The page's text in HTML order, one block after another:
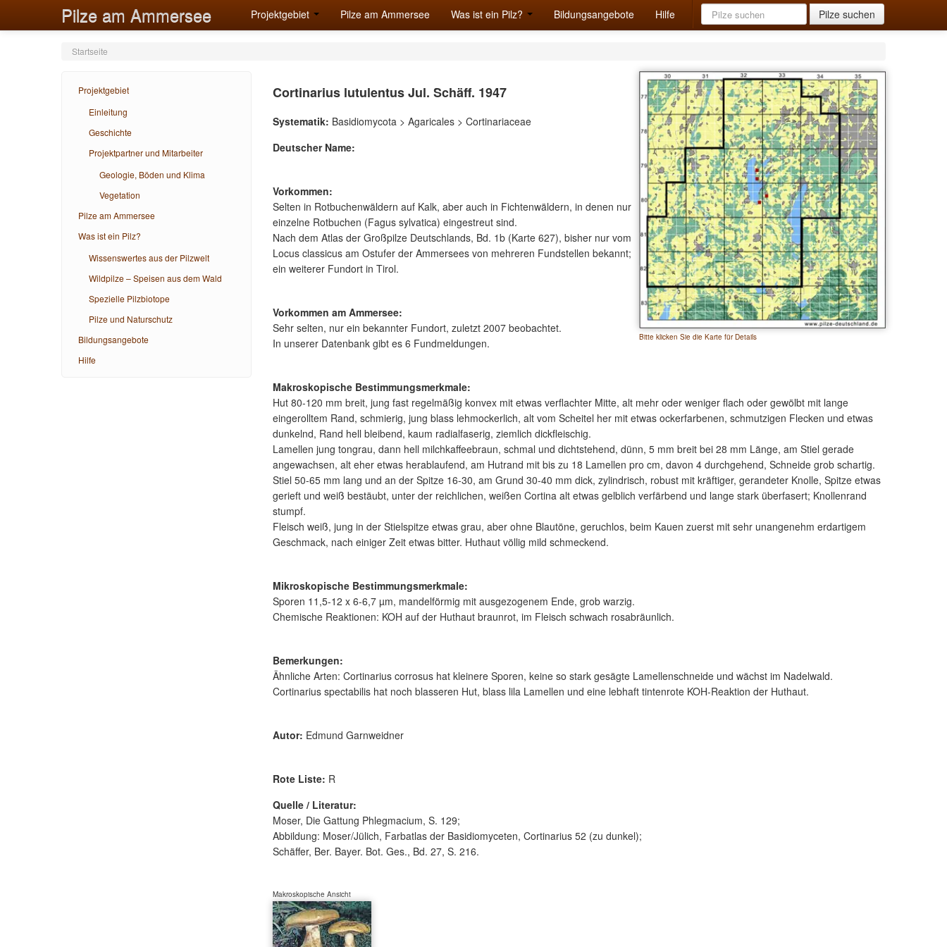
Pilze am Ammersee Projektgebiet Pilze am Ammersee Was ist ein Pilz? Bildungsangebote Hilfe
Startseite
Projektgebiet
Einleitung
Geschichte
Projektpartner und Mitarbeiter
Geologie, Böden und Klima
Vegetation
Pilze am Ammersee
Was ist ein Pilz?
Wissenswertes aus der Pilzwelt
Wildpilze – Speisen aus dem Wald
Spezielle Pilzbiotope
Pilze und Naturschutz
Bildungsangebote
Hilfe
Bitte klicken Sie die Karte für Details
Cortinarius lutulentus Jul. Schäff. 1947
Systematik: Basidiomycota > Agaricales > Cortinariaceae
Deutscher Name:
Vorkommen:
Selten in Rotbuchenwäldern auf Kalk, aber auch in Fichtenwäldern, in denen nur
einzelne Rotbuchen (Fagus sylvatica) eingestreut sind.
Nach dem Atlas der Großpilze Deutschlands, Bd. 1b (Karte 627), bisher nur vom
Locus classicus am Ostufer der Ammersees von mehreren Fundstellen bekannt;
ein weiterer Fundort in Tirol.
Vorkommen am Ammersee:
Sehr selten, nur ein bekannter Fundort, zuletzt 2007 beobachtet.
In unserer Datenbank gibt es 6 Fundmeldungen.
Makroskopische Bestimmungsmerkmale:
Hut 80-120 mm breit, jung fast regelmäßig konvex mit etwas verflachter Mitte, alt mehr oder weniger flach oder gewölbt mit lange
eingerolltem Rand, schmierig, jung blass lehmockerlich, alt vom Scheitel her mit etwas ockerfarbenen, schmutzigen Flecken und etwas
dunkelnd, Rand hell bleibend, kaum radialfaserig, ziemlich dickfleischig.
Lamellen jung tongrau, dann hell milchkaffeebraun, schmal und dichtstehend, dünn, 5 mm breit bei 28 mm Länge, am Stiel gerade
angewachsen, alt eher etwas herablaufend, am Hutrand mit bis zu 18 Lamellen pro cm, davon 4 durchgehend, Schneide grob schartig.
Stiel 50-65 mm lang und an der Spitze 16-30, am Grund 30-40 mm dick, zylindrisch, robust mit kräftiger, gerandeter Knolle, Spitze etwas
gerieft und weiß bestäubt, unter der reichlichen, weißen Cortina alt etwas gelblich verfärbend und lange stark überfasert; Knollenrand
stumpf.
Fleisch weiß, jung in der Stielspitze etwas grau, aber ohne Blautöne, geruchlos, beim Kauen zuerst mit sehr unangenehm erdartigem
Geschmack, nach einiger Zeit etwas bitter. Huthaut völlig mild schmeckend.
Mikroskopische Bestimmungsmerkmale:
Sporen 11,5-12 x 6-6,7 µm, mandelförmig mit ausgezogenem Ende, grob warzig.
Chemische Reaktionen: KOH auf der Huthaut braunrot, im Fleisch schwach rosabräunlich.
Bemerkungen:
Ähnliche Arten: Cortinarius corrosus hat kleinere Sporen, keine so stark gesägte Lamellenschneide und wächst im Nadelwald.
Cortinarius spectabilis hat noch blasseren Hut, blass lila Lamellen und eine lebhaft tintenrote KOH-Reaktion der Huthaut.
Autor: Edmund Garnweidner
Rote Liste: R
Quelle / Literatur:
Moser, Die Gattung Phlegmacium, S. 129;
Abbildung: Moser/Jülich, Farbatlas der Basidiomyceten, Cortinarius 52 (zu dunkel);
Schäffer, Ber. Bayer. Bot. Ges., Bd. 27, S. 216.
Makroskopische Ansicht